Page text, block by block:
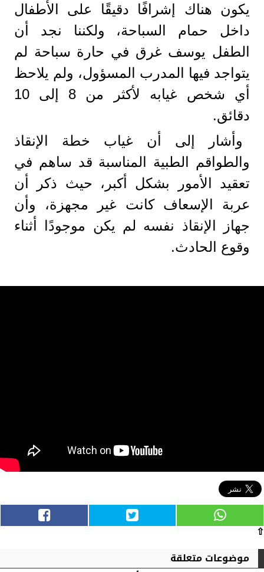
يكون هناك إشرافًا دقيقًا على الأطفال
داخل حمام السباحة، ولكننا نجد أن
الطفل يوسف غرق في حارة سباحة لم
يتواجد فيها المدرب المسؤول، ولم يلاحظ
أي شخص غيابه لأكثر من 8 إلى 10
دقائق.
وأشار إلى أن غياب خطة الإنقاذ
والطواقم الطبية المناسبة قد ساهم في
تعقيد الأمور بشكل أكبر، حيث ذكر أن
عربة الإسعاف كانت غير مجهزة، وأن
جهاز الإنقاذ نفسه لم يكن موجودًا أثناء
وقوع الحادث.
⇧
موضوعات متعلقة